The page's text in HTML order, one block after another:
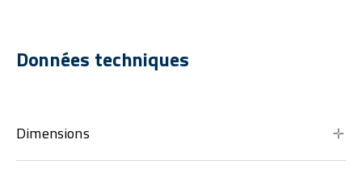
Données techniques
Dimensions